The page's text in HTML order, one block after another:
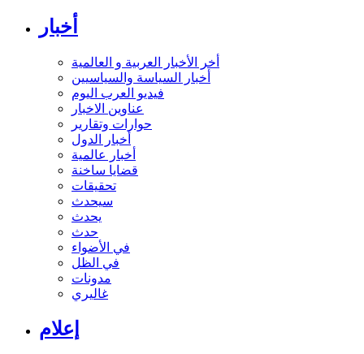
أخبار
أخر الأخبار العربية و العالمية
أخبار السياسة والسياسيين
فيديو العرب اليوم
عناوين الاخبار
حوارات وتقارير
أخبار الدول
أخبار عالمية
قضايا ساخنة
تحقيقات
سيحدث
يحدث
حدث
في الأضواء
في الظل
مدونات
غاليري
إعلام